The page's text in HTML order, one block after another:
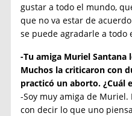
gustar a todo el mundo,
que no va estar de
se puede agradarle a todo
-Tu amiga Muriel
Muchos la criticaron con
practicó un aborto. ¿Cuál
-Soy muy amiga de
con decir lo que uno